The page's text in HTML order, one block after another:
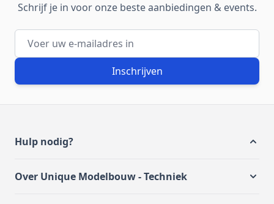
Schrijf je in voor onze beste aanbiedingen & events.
E-mailadres
Inschrijven
Hulp nodig?
Over Unique Modelbouw - Techniek